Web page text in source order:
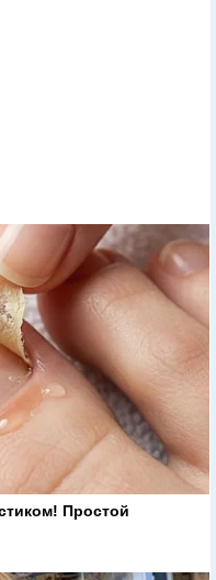
Простой